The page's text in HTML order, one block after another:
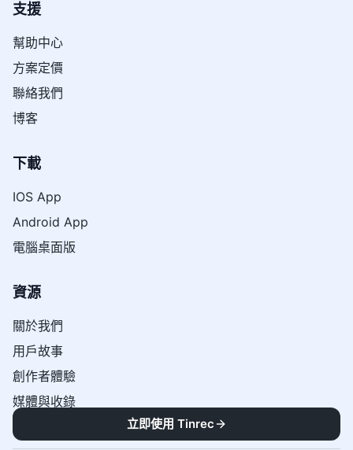
支援
幫助中心
方案定價
聯絡我們
博客
下載
IOS App
Android App
電腦桌面版
資源
關於我們
用戶故事
創作者體驗
媒體與收錄
立即使用 Tinrec